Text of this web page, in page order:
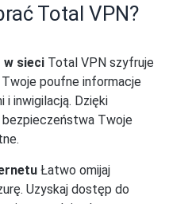
Total VPN?
w sieci Total VPN szyfruje
poufne informacje
i inwigilacją. Dzięki
bezpieczeństwa Twoje
Łatwo omijaj
Uzyskaj dostęp do